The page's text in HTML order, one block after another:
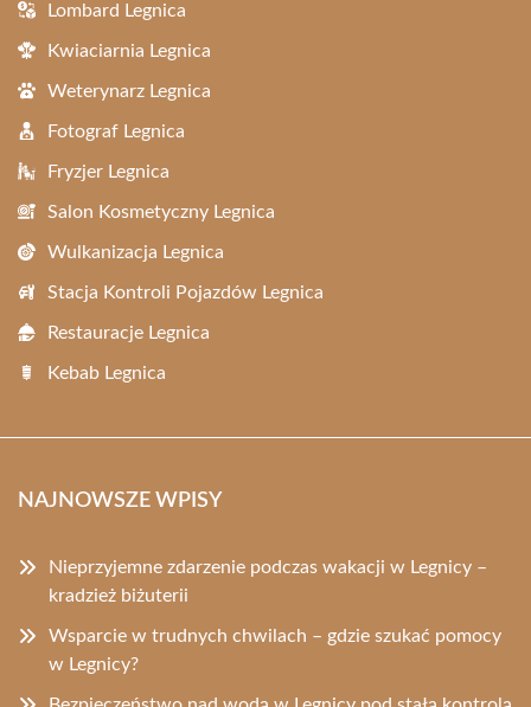
Lombard Legnica
Kwiaciarnia Legnica
Weterynarz Legnica
Fotograf Legnica
Fryzjer Legnica
Salon Kosmetyczny Legnica
Wulkanizacja Legnica
Stacja Kontroli Pojazdów Legnica
Restauracje Legnica
Kebab Legnica
NAJNOWSZE WPISY
Nieprzyjemne zdarzenie podczas wakacji w Legnicy –
kradzież biżuterii
Wsparcie w trudnych chwilach – gdzie szukać pomocy
w Legnicy?